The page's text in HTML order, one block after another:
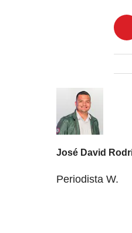
José David
Periodista W.